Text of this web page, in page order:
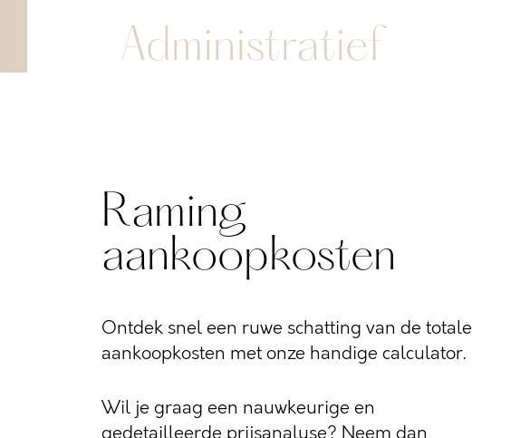
Administratief
Raming
aankoopkosten
Ontdek snel een ruwe schatting van de totale
aankoopkosten met onze handige calculator.
Wil je graag een nauwkeurige en
gedetailleerde prijsanalyse? Neem dan